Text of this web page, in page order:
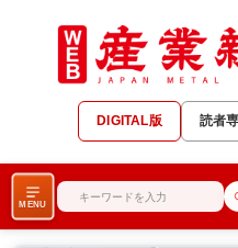
DIGITAL版 読者
MENU